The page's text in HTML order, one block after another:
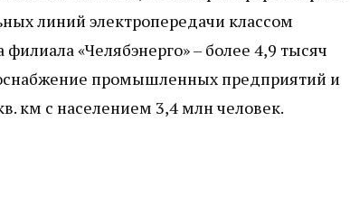
линий электропередачи классом
«Челябэнерго» – более 4,9 тысяч
промышленных предприятий и
км с населением 3,4 млн человек.